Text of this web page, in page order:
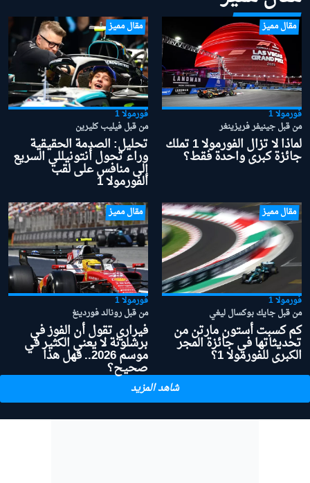
مقال مميز
فورمولا 1
من قبل جينيفر فريزينغر
لماذا لا تزال الفورمولا 1 تملك
جائزة كبرى واحدة فقط؟
مقال مميز
فورمولا 1
من قبل فيليب كليرين
تحليل: الصدمة الحقيقية
وراء تحول أنتونيللي السريع
إلى منافس على لقب
الفورمولا 1
مقال مميز
فورمولا 1
من قبل جايك بوكسال ليغي
كم كسبت أستون مارتن من
تحديثاتها في جائزة المجر
الكبرى للفورمولا 1؟
مقال مميز
فورمولا 1
من قبل رونالد فوردينغ
فيراري تقول أن الفوز في
برشلونة لا يعني الكثير في
موسم 2026.. فهل هذا
صحيح؟
شاهد المزيد